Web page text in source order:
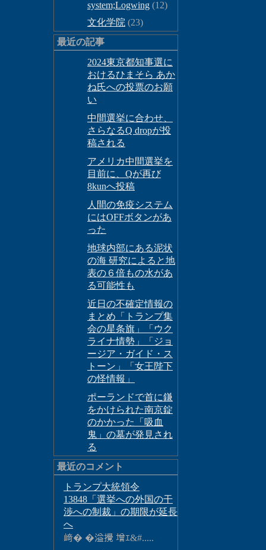
system;Logwing (12)
文化学院 (23)
最近の記事
2024東京都知事選に
おけるひまそら あか
ね氏への投票のお願
い
中間選挙に合わせ、
さらなるQ dropが投
稿される
アメリカ中間選挙を
目前に、Qが再び
8kunへ投稿
人間の免疫システム
にはOFFボタンがあ
った
地球内部にある泥状
の海 研究によると地
表の６倍もの水があ
る可能性も
近日の不確定情報の
まとめ「トランプ集
会の星条旗」「ウク
ライナ情勢」「ジョ
ージア・ガイド・ス
トーン」「女王陛下
の怪情報」
ポーランドで首に鎌
をかけられた南京錠
のかかった「吸血
鬼」の墓が発見され
る
最近のコメント
トランプ大統領令
13848「選挙への外国の干
渉への制裁」の期限が延長
へ
﨑� �溢攪 增ｴ&#.....